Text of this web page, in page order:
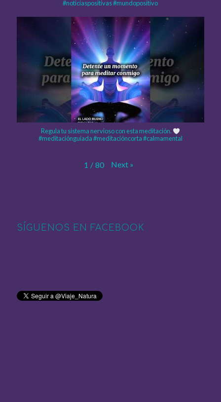
#noticiaspositivas #mundopositivo
Regula tu sistema nervioso con esta meditación.
#meditaciónguiada #meditacióncorta #calmamental
1 / 80 Next »
SÍGUENOS EN FACEBOOK